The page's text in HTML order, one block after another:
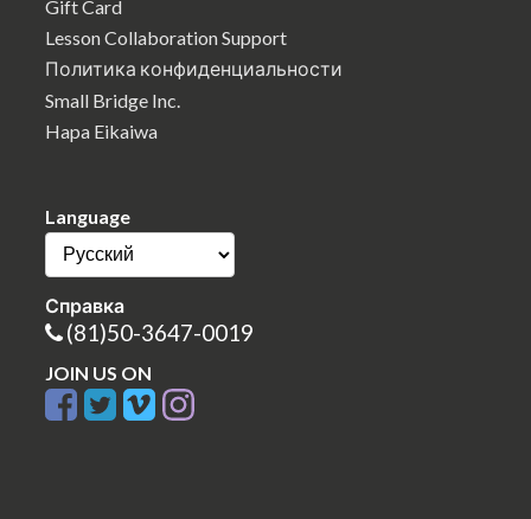
Gift Card
Lesson Collaboration Support
Политика конфиденциальности
Small Bridge Inc.
Hapa Eikaiwa
Language
Справка
(81)50-3647-0019
JOIN US ON